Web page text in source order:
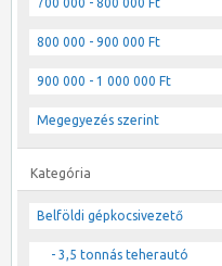
800 000 - 900 000 Ft
900 000 - 1 000 000 Ft
Megegyezés szerint
Kategória
Belföldi gépkocsivezető
- 3,5 tonnás teherautó